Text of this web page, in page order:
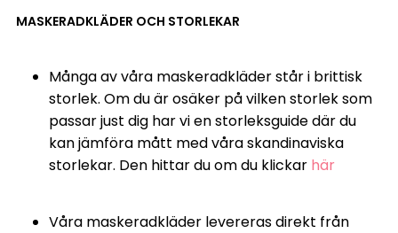
MASKERADKLÄDER OCH STORLEKAR
Många av våra maskeradkläder står i brittisk
storlek. Om du är osäker på vilken storlek som
passar just dig har vi en storleksguide där du
kan jämföra mått med våra skandinaviska
storlekar. Den hittar du om du klickar här
Våra maskeradkläder levereras direkt från